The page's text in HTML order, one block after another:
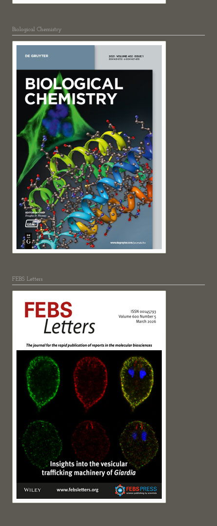
Biological Chemistry
FEBS Letters